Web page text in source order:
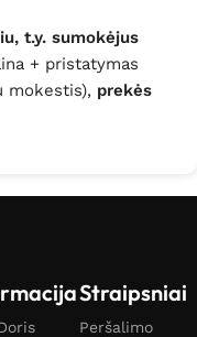
t.y. sumokėjus
+ pristatymas
mokestis), prekės
Straipsniai
Peršalimo